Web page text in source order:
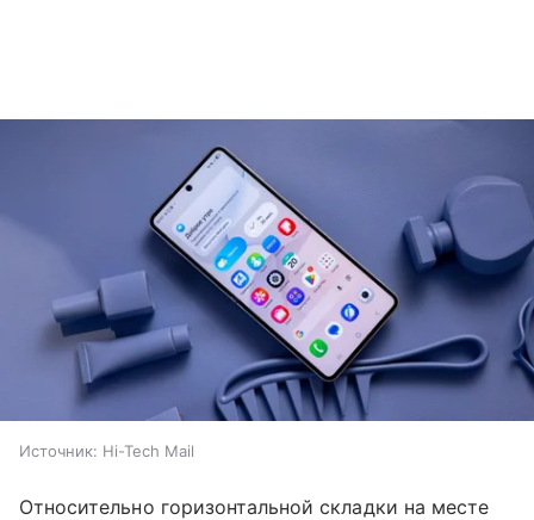
Источник: Hi-Tech Mail
Относительно горизонтальной складки на месте